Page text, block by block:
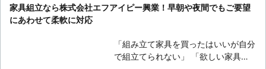
使えるようにしたいから、商品の到着
具移動をお考えでしたら、街の便利屋
サンライフにお任せください。ひとり
決いたします。 もちろん、家具の移
様の生活をサポートしますので、お客
様の困ったをお聞かせください。
家具組立なら株式会社エフアイピー興業！早朝や夜間でもご要望
にあわせて柔軟に対応
「組み立て家具を買ったはいいが自分
で組立てられない」 「欲しい家具が